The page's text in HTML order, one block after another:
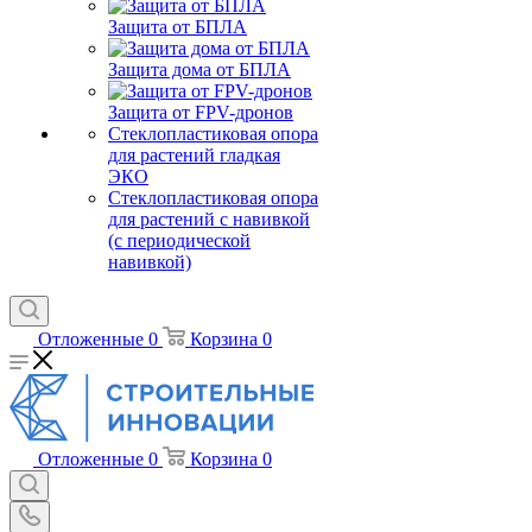
Защита от БПЛА
Защита дома от БПЛА
Защита от FPV-дронов
Стеклопластиковая опора
для растений гладкая
ЭКО
Стеклопластиковая опора
для растений с навивкой
(с периодической
навивкой)
Отложенные 0 Корзина 0
Отложенные 0 Корзина 0